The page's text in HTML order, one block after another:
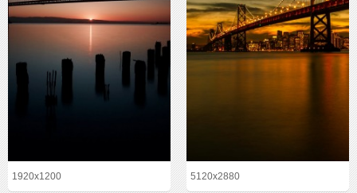
1920x1200 5120x2880